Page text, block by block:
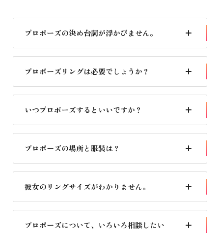
プロポーズの決め台詞が浮かびません。
まずは、気持ちを手紙に書いてみてください。ふたりで歩
いてきた道のりを振り返れば、いろんな言葉が湧き出てく
るので、決め台詞もすんなり見つかりますよ。
プロポーズリングは必要でしょうか？
オルコスでは、多くの女性が憧れる“箱パカ”プロポーズを
おすすめしています。なぜなら「選ぶ時間＝彼女を想う時
間」だと考えているからです。ぜひ彼女を思い浮かべて似
合うプロポーズリングを贈りましょう。
いつプロポーズするといいですか？
せっかくなので、新しい記念日として“プロポーズ記念
日”を作ってはいかがでしょうか。誕生日やクリスマスな
どイベントとあえて重ねず、その前日など。ちょっとした
サプライズ感も思い出になります。
プロポーズの場所と服装は？
一生記憶に残ることなので、旅行先など女性もちょっとお
めかしして出かけられる場所はいかがでしょう。男性はス
ーツでびしっと決めてください。プロポーズリングと花束
もあれば完璧です。
彼女のリングサイズがわかりません。
オルコスプロポーズリングはゆったり大きめの13号サイ
ズ。常に身につけるマリッジリングはぴったりのものをお
ふたりでお選びください。
プロポーズについて、いろいろ相談したい